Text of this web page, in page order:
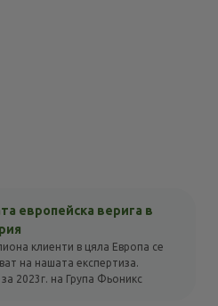
европейска верига в
клиенти в цяла Европа се
на нашата експертиза.
2023г. на Група Фьоникс